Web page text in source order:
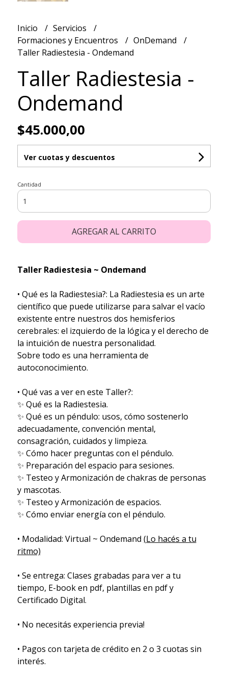
Inicio
Servicios
Formaciones y Encuentros
OnDemand
Taller Radiestesia - Ondemand
Taller Radiestesia -
Ondemand
$45.000,00
Ver cuotas y descuentos
Cantidad
AGREGAR AL CARRITO
Taller Radiestesia ~ Ondemand
• Qué es la Radiestesia?: La Radiestesia es un arte
científico que puede utilizarse para salvar el vacío
existente entre nuestros dos hemisferios
cerebrales: el izquierdo de la lógica y el derecho de
la intuición de nuestra personalidad.
Sobre todo es una herramienta de
autoconocimiento.
• Qué vas a ver en este Taller?:
✨ Qué es la Radiestesia.
✨ Qué es un péndulo: usos, cómo sostenerlo
adecuadamente, convención mental,
consagración, cuidados y limpieza.
✨ Cómo hacer preguntas con el péndulo.
✨ Preparación del espacio para sesiones.
✨ Testeo y Armonización de chakras de personas
y mascotas.
✨ Testeo y Armonización de espacios.
✨ Cómo enviar energía con el péndulo.
• Modalidad: Virtual ~ Ondemand (Lo hacés a tu
ritmo)
• Se entrega: Clases grabadas para ver a tu
tiempo, E-book en pdf, plantillas en pdf y
Certificado Digital.
• No necesitás experiencia previa!
• Pagos con tarjeta de crédito en 2 o 3 cuotas sin
interés.